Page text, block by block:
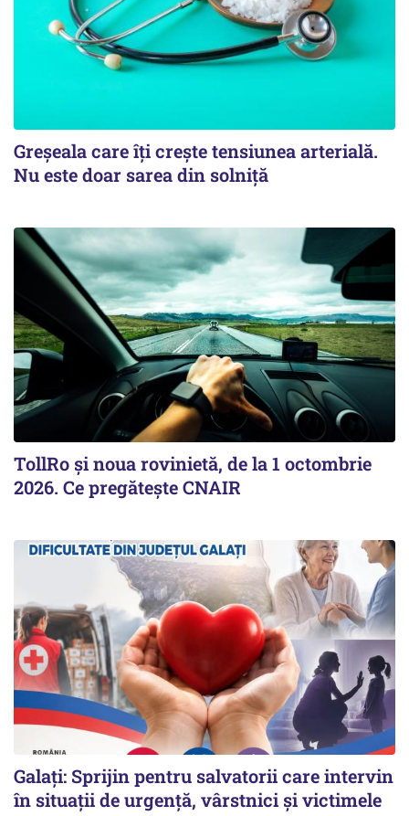
Greșeala care îți crește tensiunea arterială.
Nu este doar sarea din solniță
TollRo şi noua rovinietă, de la 1 octombrie
2026. Ce pregăteşte CNAIR
Galați: Sprijin pentru salvatorii care intervin
în situații de urgență, vârstnici și victimele